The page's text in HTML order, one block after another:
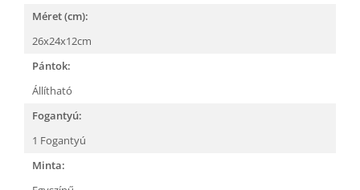
Méret (cm):
26x24x12cm
Pántok:
Állítható
Fogantyú:
1 Fogantyú
Minta: